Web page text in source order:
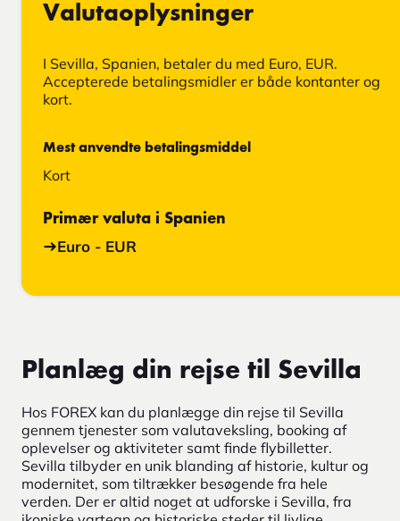
Valutaoplysninger
I Sevilla, Spanien, betaler du med Euro, EUR.
Accepterede betalingsmidler er både kontanter og
kort.
Mest anvendte betalingsmiddel
Kort
Primær valuta i Spanien
Euro - EUR
Planlæg din rejse til Sevilla
Hos FOREX kan du planlægge din rejse til Sevilla
gennem tjenester som valutaveksling, booking af
oplevelser og aktiviteter samt finde flybilletter.
Sevilla tilbyder en unik blanding af historie, kultur og
modernitet, som tiltrækker besøgende fra hele
verden. Der er altid noget at udforske i Sevilla, fra